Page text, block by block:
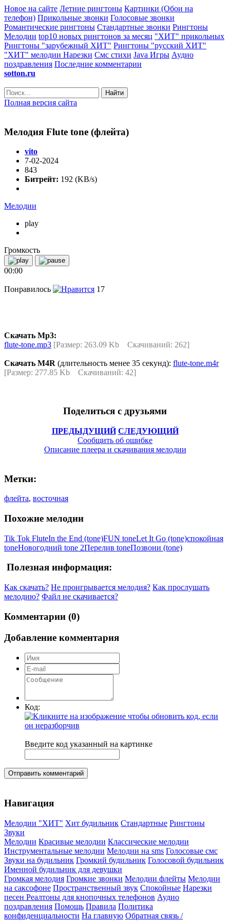
Новое на сайте Летние рингтоны Картинки (Обои на
телефон) Прикольные звонки Голосовые звонки
Романтические рингтоны Стандартные звонки Рингтоны
Мелодии top10 новых рингтонов за месяц "ХИТ" прикольных
Рингтоны "зарубежный ХИТ" Рингтоны "русский ХИТ"
"ХИТ" мелодии Нарезки Смс стихи Java Игры Аудио
поздравления Последние комментарии
sotton.ru
Найти
Полная версия сайта
Мелодия Flute tone (флейта)
vito
7-02-2024
843
Битрейт: 192 (KB/s)
Мелодии
play
Громкость
00:00
Понравилось 17
Скачать Mp3:
flute-tone.mp3 [Размер: 263.09 Kb Скачиваний: 262]
Скачать M4R (длительность менее 35 секунд): flute-tone.m4r
[Размер: 277.85 Kb Скачиваний: 42]
Поделиться с друзьями
ПРЕДЫДУЩИЙ СЛЕДУЮЩИЙ
Сообщить об ошибке
Описание плеера и скачивания мелодии
Метки:
флейта, восточная
Похожие мелодии
Tik Tok FluteIn the End (tone)FUN toneLet It Go (tone)спокойная
toneНовогодний tone 2Перелив toneПозвони (tone)
Полезная информация:
Как скачать? Не проигрывается мелодия? Как прослушать
мелодию? Файл не скачивается?
Комментарии (0)
Добавление комментария
Код:
Введите код указанный на картинке
Отправить комментарий
Навигация
Мелодии "ХИТ" Хит будильник Стандартные Рингтоны
Звуки
Мелодии Красивые мелодии Классические мелодии
Инструментальные мелодии Мелодии на sms Голосовые смс
Звуки на будильник Громкий будильник Голосовой будильник
Именной будильник для девушки
Громкая мелодия Громкие звонки Мелодии флейты Мелодии
на саксофоне Пространственный звук Спокойные Нарезки
песен Реалтоны для кнопочных телефонов Аудио
поздравления Помощь Правила Политика
конфиденциальности На главную Обратная связь /